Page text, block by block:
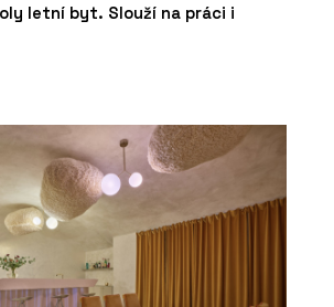
letní byt. Slouží na práci i